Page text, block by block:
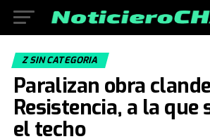
Z SIN CATEGORIA
Paralizan obra
Resistencia, a la que
el techo